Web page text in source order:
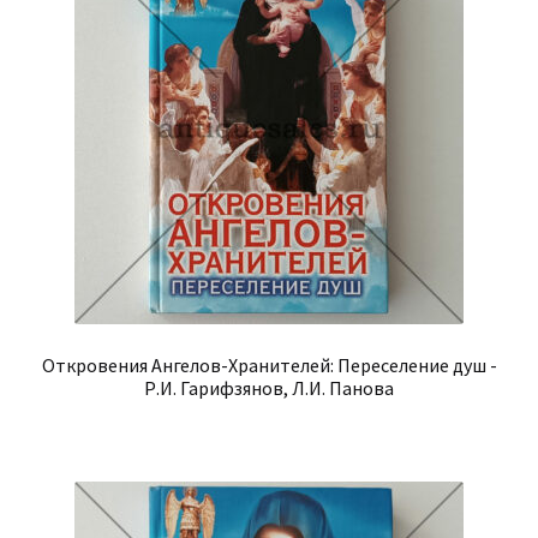
Откровения Ангелов-Хранителей: Переселение душ -
Р.И. Гарифзянов, Л.И. Панова